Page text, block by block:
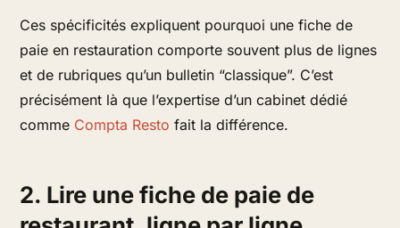
Ces spécificités expliquent pourquoi une fiche de
paie en restauration comporte souvent plus de lignes
et de rubriques qu’un bulletin “classique”. C’est
précisément là que l’expertise d’un cabinet dédié
comme Compta Resto fait la différence.
2. Lire une fiche de paie de